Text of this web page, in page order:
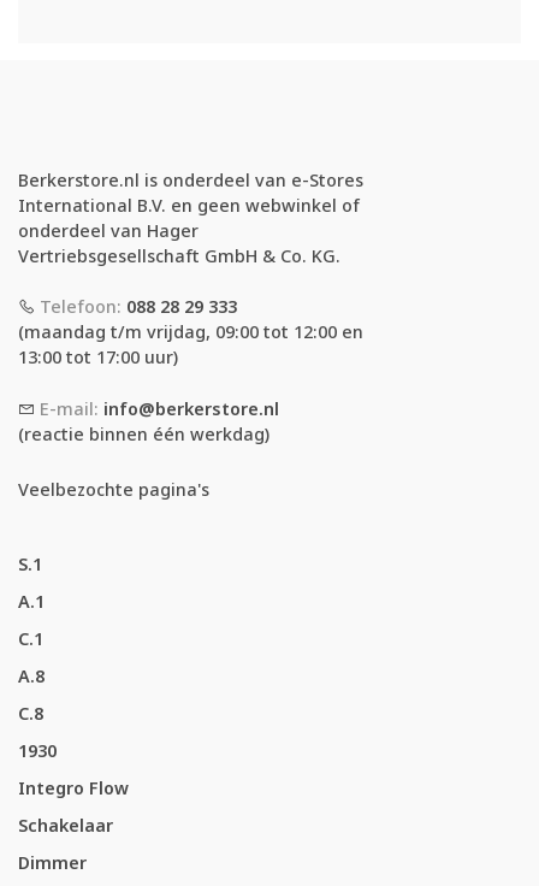
Berkerstore.nl is onderdeel van e-Stores
International B.V. en geen webwinkel of
onderdeel van Hager
Vertriebsgesellschaft GmbH & Co. KG.
Telefoon: 088 28 29 333
(maandag t/m vrijdag, 09:00 tot 12:00 en
13:00 tot 17:00 uur)
E-mail: info@berkerstore.nl
(reactie binnen één werkdag)
Veelbezochte pagina's
S.1
A.1
C.1
A.8
C.8
1930
Integro Flow
Schakelaar
Dimmer